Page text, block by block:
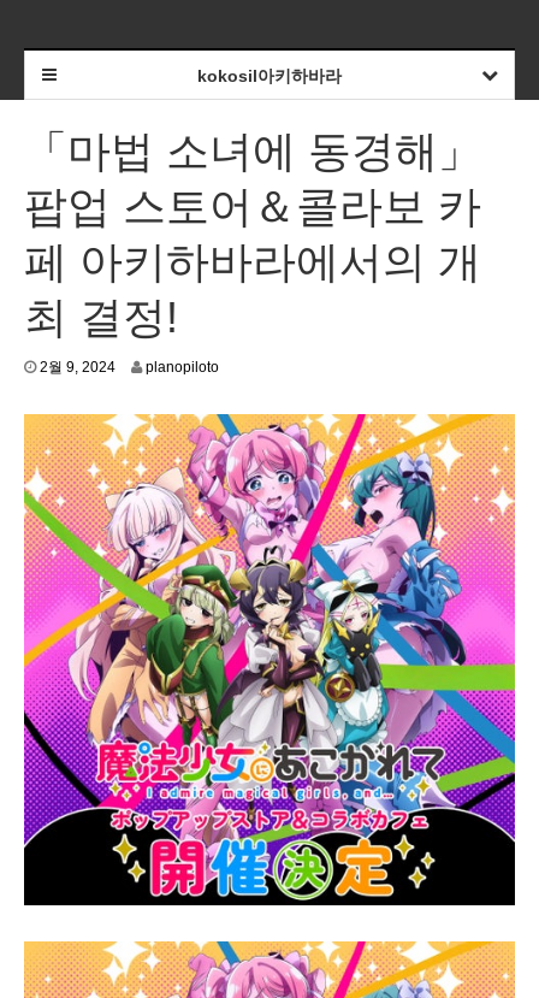
kokosil아키하바라
「마법 소녀에 동경해」
팝업 스토어＆콜라보 카
페 아키하바라에서의 개
최 결정!
2월 9, 20242
,
2
0
2
4
planopiloto